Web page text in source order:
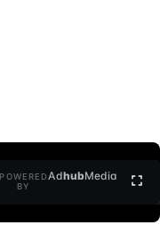
POWERED
BY
AdhubMedia